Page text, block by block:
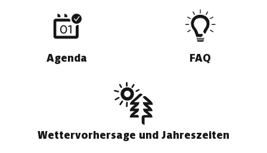
Agenda FAQ
Wettervorhersage und Jahreszeiten